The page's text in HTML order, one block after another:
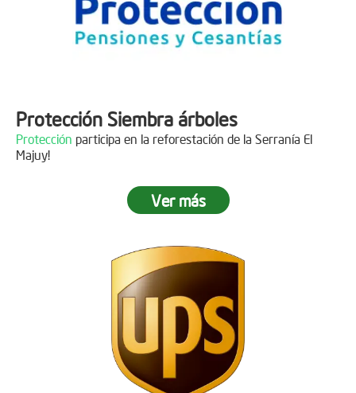
DINISSANpor plantar 400 árboles en el páramo de
Protección Siembra árboles
Protección participa en la reforestación de la Serranía El
Majuy!
Ver más